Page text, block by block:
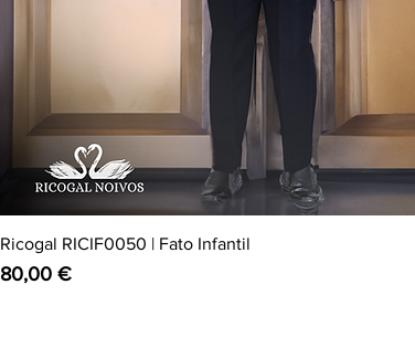
Ricogal RICIF0050 | Fato Infantil
Preço
80,00 €